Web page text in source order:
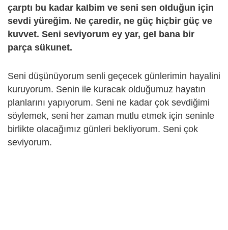
çarptı bu kadar kaIbim ve seni sen oIduğun için
sevdi yüreğim. Ne çaredir, ne güç hiçbir güç ve
kuvvet. Seni seviyorum ey yar, geI bana bir
parça sükunet.
Seni düşünüyorum senli geçecek günlerimin hayalini
kuruyorum. Senin ile kuracak olduğumuz hayatın
planlarını yapıyorum. Seni ne kadar çok sevdiğimi
söylemek, seni her zaman mutlu etmek için seninle
birlikte olacağımız günleri bekliyorum. Seni çok
seviyorum.